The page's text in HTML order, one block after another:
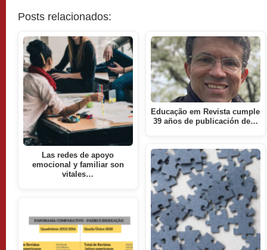
Posts relacionados:
Las redes de apoyo
emocional y familiar son
vitales…
Educação em Revista cumple
39 años de publicación de…